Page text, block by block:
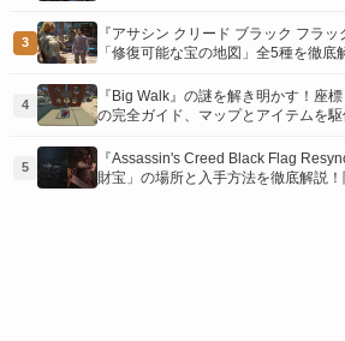
3
『アサシン クリード ブラック フラ
「修復可能な宝の地図」全5種を徹
介！
4
『Big Walk』の謎を解き明かす！座
の完全ガイド、マップとアイテムを
5
『Assassin's Creed Black Flag
財宝」の場所と入手方法を徹底解説